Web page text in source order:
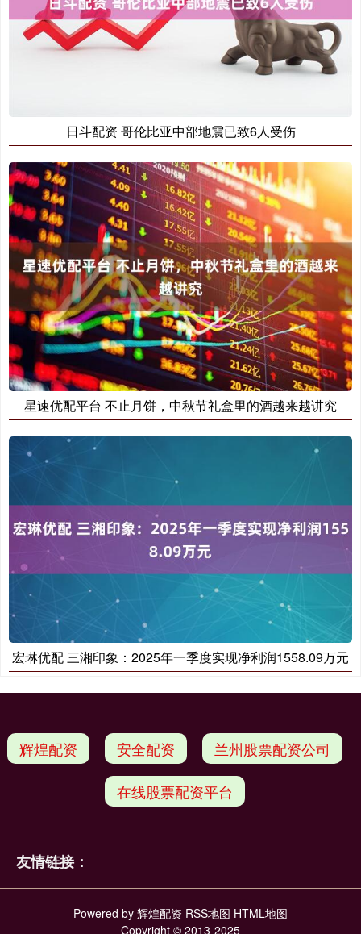
日斗配资 哥伦比亚中部地震已致6人受伤
星速优配平台 不止月饼，中秋节礼盒里的酒越来越讲究
宏琳优配 三湘印象：2025年一季度实现净利润1558.09万元
辉煌配资 安全配资 兰州股票配资公司
在线股票配资平台
友情链接：
Powered by 辉煌配资 RSS地图 HTML地图
Copyright © 2013-2025